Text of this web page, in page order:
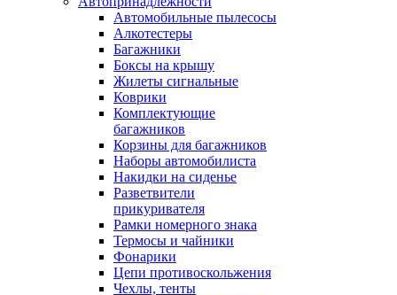
Автомобильные пылесосы
Алкотестеры
Багажники
Боксы на крышу
Жилеты сигнальные
Коврики
Комплектующие
багажников
Корзины для багажников
Наборы автомобилиста
Накидки на сиденье
Разветвители
прикуривателя
Рамки номерного знака
Термосы и чайники
Фонарики
Цепи противоскольжения
Чехлы, тенты